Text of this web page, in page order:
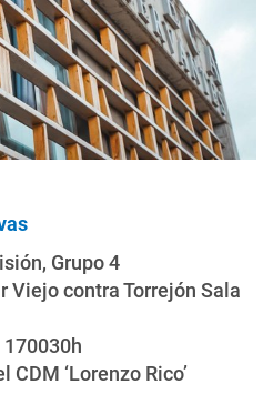
Grupo 4
Viejo contra Torrejón Sala
CDM ‘Lorenzo Rico’